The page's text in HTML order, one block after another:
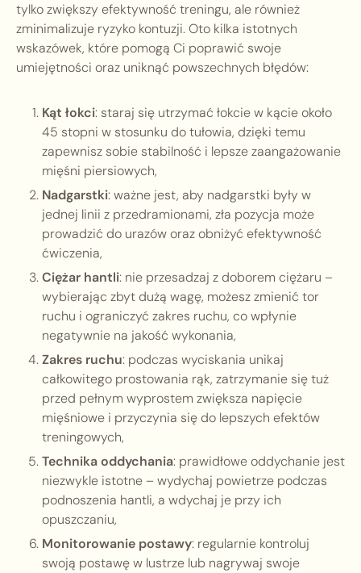
tylko zwiększy efektywność treningu, ale również
zminimalizuje ryzyko kontuzji. Oto kilka istotnych
wskazówek, które pomogą Ci poprawić swoje
umiejętności oraz uniknąć powszechnych błędów:
Kąt łokci: staraj się utrzymać łokcie w kącie około
45 stopni w stosunku do tułowia, dzięki temu
zapewnisz sobie stabilność i lepsze zaangażowanie
mięśni piersiowych,
Nadgarstki: ważne jest, aby nadgarstki były w
jednej linii z przedramionami, zła pozycja może
prowadzić do urazów oraz obniżyć efektywność
ćwiczenia,
Ciężar hantli: nie przesadzaj z doborem ciężaru –
wybierając zbyt dużą wagę, możesz zmienić tor
ruchu i ograniczyć zakres ruchu, co wpłynie
negatywnie na jakość wykonania,
Zakres ruchu: podczas wyciskania unikaj
całkowitego prostowania rąk, zatrzymanie się tuż
przed pełnym wyprostem zwiększa napięcie
mięśniowe i przyczynia się do lepszych efektów
treningowych,
Technika oddychania: prawidłowe oddychanie jest
niezwykle istotne – wydychaj powietrze podczas
podnoszenia hantli, a wdychaj je przy ich
opuszczaniu,
Monitorowanie postawy: regularnie kontroluj
swoją postawę w lustrze lub nagrywaj swoje